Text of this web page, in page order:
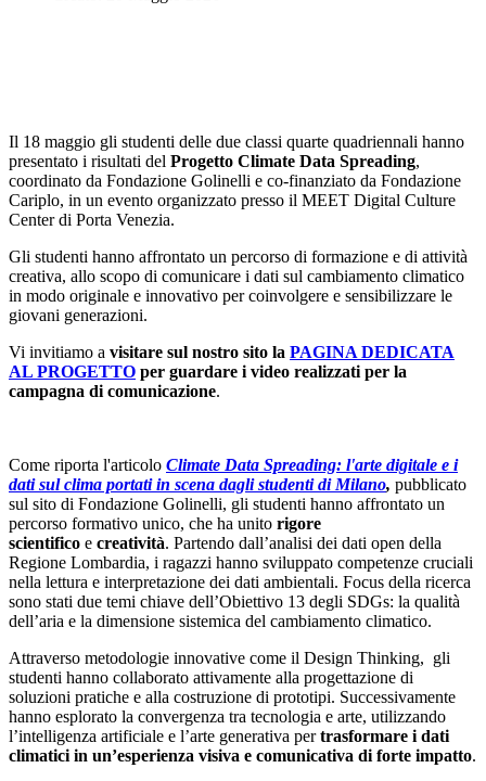
Il 18 maggio gli studenti delle due classi quarte quadriennali hanno
presentato i risultati del Progetto Climate Data Spreading,
coordinato da Fondazione Golinelli e co-finanziato da Fondazione
Cariplo, in un evento organizzato presso il MEET Digital Culture
Center di Porta Venezia.
Gli studenti hanno affrontato un percorso di formazione e di attività
creativa, allo scopo di comunicare i dati sul cambiamento climatico
in modo originale e innovativo per coinvolgere e sensibilizzare le
giovani generazioni.
Vi invitiamo a visitare sul nostro sito la PAGINA DEDICATA
AL PROGETTO per guardare i video realizzati per la
campagna di comunicazione.
Come riporta l'articolo Climate Data Spreading: l'arte digitale e i
dati sul clima portati in scena dagli studenti di Milano, pubblicato
sul sito di Fondazione Golinelli, gli studenti hanno affrontato un
percorso formativo unico, che ha unito rigore
scientifico e creatività. Partendo dall’analisi dei dati open della
Regione Lombardia, i ragazzi hanno sviluppato competenze cruciali
nella lettura e interpretazione dei dati ambientali. Focus della ricerca
sono stati due temi chiave dell’Obiettivo 13 degli SDGs: la qualità
dell’aria e la dimensione sistemica del cambiamento climatico.
Attraverso metodologie innovative come il Design Thinking, gli
studenti hanno collaborato attivamente alla progettazione di
soluzioni pratiche e alla costruzione di prototipi. Successivamente
hanno esplorato la convergenza tra tecnologia e arte, utilizzando
l’intelligenza artificiale e l’arte generativa pertrasformare i dati
climatici in un’esperienza visiva e comunicativa di forte impatto.